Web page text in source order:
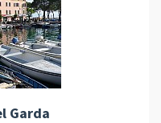
Garda